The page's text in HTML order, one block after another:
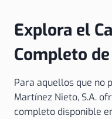
Explora el
Completo
Para aquellos que no
Martínez Nieto, S.A.
completo disponible